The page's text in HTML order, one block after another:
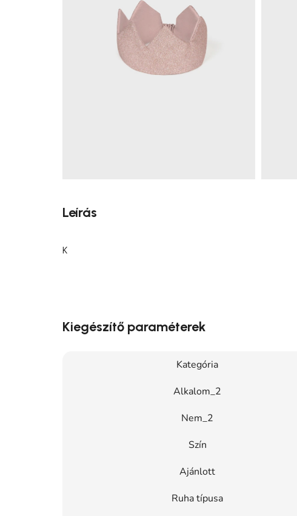
Leírás
K
Kiegészítő paraméterek
Kategória
Alkalom_2
Nem_2
Szín
Ajánlott
Ruha típusa